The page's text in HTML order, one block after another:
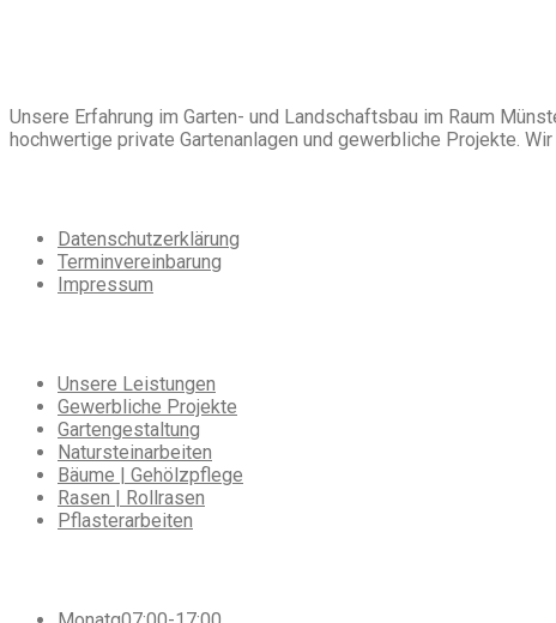
Unsere Erfahrung im Garten- und Landschaftsbau im Raum
hochwertige private Gartenanlagen und gewerbliche Projekte.
Datenschutzerklärung
Terminvereinbarung
Impressum
Unsere Leistungen
Gewerbliche Projekte
Gartengestaltung
Natursteinarbeiten
Bäume | Gehölzpflege
Rasen | Rollrasen
Pflasterarbeiten